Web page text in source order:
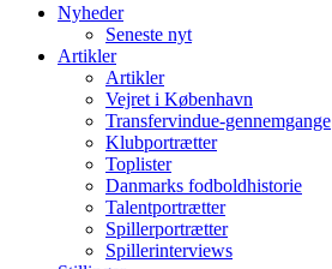
лучшие займы
Nyheder
Seneste nyt
Artikler
Artikler
Vejret i København
Transfervindue-gennemgange
Klubportrætter
Toplister
Danmarks fodboldhistorie
Talentportrætter
Spillerportrætter
Spillerinterviews